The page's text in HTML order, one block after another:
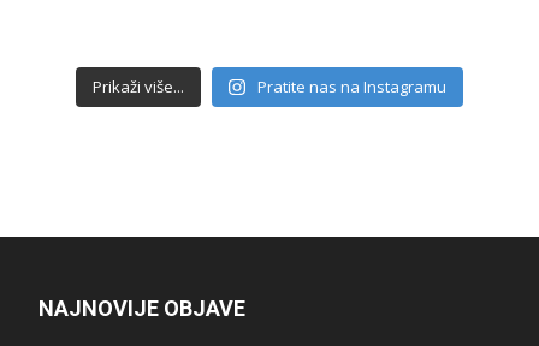
Prikaži više... Pratite nas na Instagramu
NAJNOVIJE OBJAVE